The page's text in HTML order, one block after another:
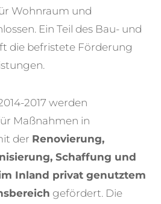
Wohnraum und
Ein Teil des Bau- und
die befristete Förderung
2017 werden
Maßnahmen in
der Renovierung,
Schaffung und
Inland privat genutztem
gefördert. Die